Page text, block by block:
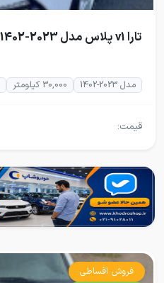
تارا v1 پلاس مدل 2023-1402
مدل 2023-1402 30,000 کیلومتر
قیمت:
فروش اقساطی